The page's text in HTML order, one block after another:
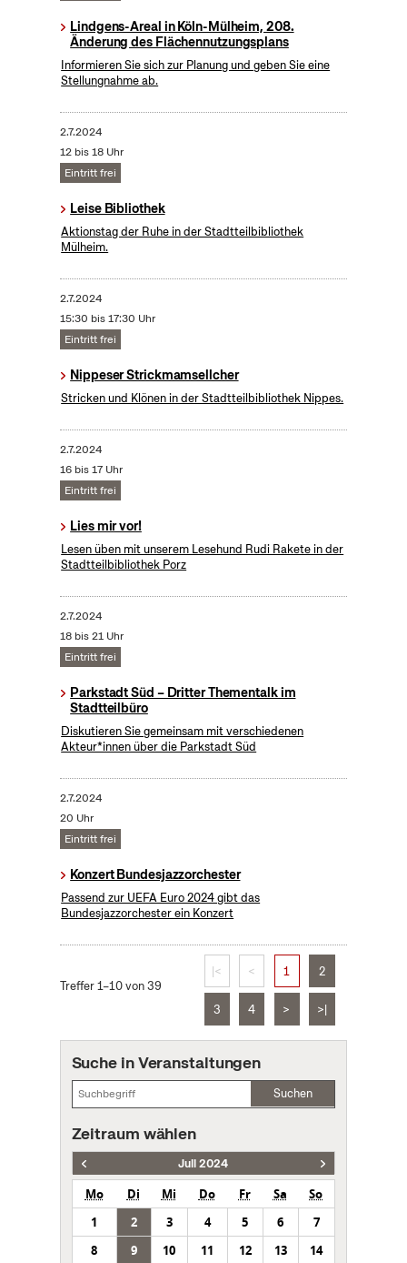
Lindgens-Areal in Köln-Mülheim, 208.
Änderung des Flächennutzungsplans
Informieren Sie sich zur Planung und geben Sie eine
Stellungnahme ab.
2.7.2024
12 bis 18 Uhr
Eintritt frei
Leise Bibliothek
Aktionstag der Ruhe in der Stadtteilbibliothek
Mülheim.
2.7.2024
15:30 bis 17:30 Uhr
Eintritt frei
Nippeser Strickmamsellcher
Stricken und Klönen in der Stadtteilbibliothek Nippes.
2.7.2024
16 bis 17 Uhr
Eintritt frei
Lies mir vor!
Lesen üben mit unserem Lesehund Rudi Rakete in der
Stadtteilbibliothek Porz
2.7.2024
18 bis 21 Uhr
Eintritt frei
Parkstadt Süd – Dritter Thementalk im
Stadtteilbüro
Diskutieren Sie gemeinsam mit verschiedenen
Akteur*innen über die Parkstadt Süd
2.7.2024
20 Uhr
Eintritt frei
Konzert Bundesjazzorchester
Passend zur UEFA Euro 2024 gibt das
Bundesjazzorchester ein Konzert
Treffer 1–10 von 39
|< < 1 2
3 4 > >|
Suche in Veranstaltungen
Suchen
Zeitraum wählen
Juli 2024
Mo Di Mi Do Fr Sa
So
1
2 3 4 5 6
7
8
9 10 11 12 13
14